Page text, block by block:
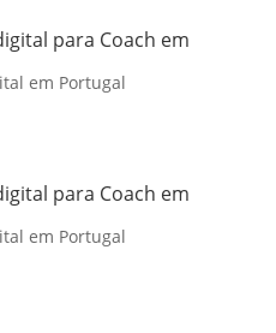
para Coach em
em Portugal
para Coach em
em Portugal